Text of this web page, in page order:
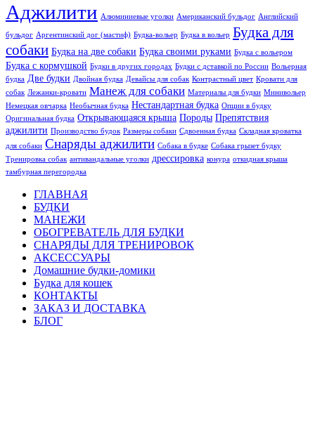
Аджилити Алюминиевые уголки Американский бульдог Английский
бульдог Аргентинский дог (мастиф) Будка-вольер Будка в вольер Будка для
собаки Будка на две собаки Будка своими руками Будка с вольером
Будка с кормушкой Будки в других городах Будки с дставкой по России Вольерная
будка Две будки Двойная будка Девайсы для собак Контрастный цвет Кровати для
собак Лежанки-кровати Манеж для собаки Материалы для будки Минивольер
Немецкая овчарка Необычная будка Нестандартная будка Опции в будку
Оригинальная будка Открывающаяся крыша Породы Препятствия
аджилити Производство будок Размеры собаки Сдвоенная будка Складная кроватка
для собаки Снаряды аджилити Собака в будке Собака грызет будку
Тренировка собак антивандальные уголки дрессировка конура откидная крыша
тамбурная перегородка
ГЛАВНАЯ
БУДКИ
МАНЕЖИ
ОБОГРЕВАТЕЛЬ ДЛЯ БУДКИ
СНАРЯДЫ ДЛЯ ТРЕНИРОВОК
АКСЕССУАРЫ
Домашние будки-домики
Будка для кошек
КОНТАКТЫ
ЗАКАЗ И ДОСТАВКА
БЛОГ